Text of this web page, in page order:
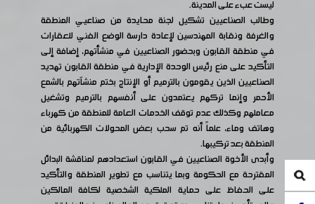
ليست عبء على المدينة.
وطالب الصناعيين تشكيل لجنة محايدة من صناعيي المنطقة
والغرفة ونقابة المهندسين لإعادة دارسة الوضع الفني للعقارات
في منطقة القابون وبحضور الصناعيين في منشأتهم، إضافة إلى
التأكيد على منع رئيس الوحدة الإدارية في منطقة القابون تهديد
الصناعيين الذين يقومون بالترميم أو الإنتاج بختم منشآتهم بالشمع
الأحمر وإنما تركهم يعتمدون على أنفسهم بالترميم وتشغيل
معاملهم وكذلك عدم توقف الخدمات العامة للمنطقة من كهرباء
وهاتف وماء، علماً أنه تم سحب بعض المحولات الكهربائية من
المنطقة بعد تركيبها.
وأبدى الأخوة الصناعيين في القابون استعدادهم لمناقشة البدائل
المقترحة مع الحكومة وبما يتناسب مع تطوير المنطقة والتأكيد
على الحفاظ على حماية الملكية الشخصية لكافة المالكين